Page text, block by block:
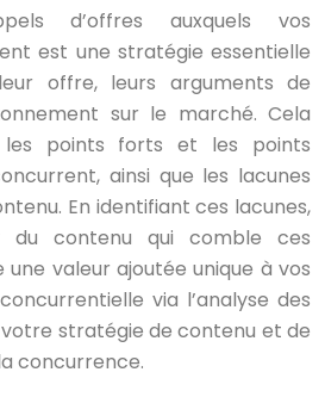
d’offres auxquels vos
est une stratégie essentielle
offre, leurs arguments de
sur le marché. Cela
les points forts et les points
ainsi que les lacunes
En identifiant ces lacunes,
du contenu qui comble ces
valeur ajoutée unique à vos
via l’analyse des
stratégie de contenu et de
concurrence.